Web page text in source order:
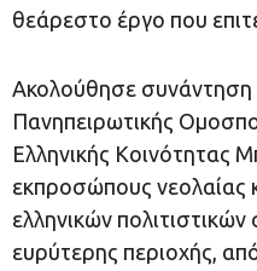
θεάρεστο έργο που
Ακολούθησε συνάντηση
Πανηπειρωτικής
Ελληνικής Κοινότητας
εκπροσώπους νεολαίας
ελληνικών
ευρύτερης περιοχής,